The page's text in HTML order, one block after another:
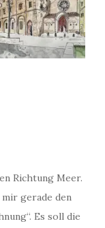
Richtung Meer.
gerade den
Es soll die